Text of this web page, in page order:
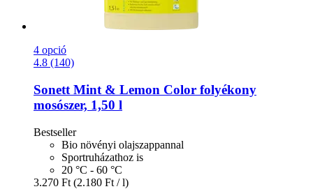
4 opció
4.8 (140)
Sonett Mint & Lemon Color folyékony
mosószer, 1,50 l
Bestseller
Bio növényi olajszappannal
Sportruházathoz is
20 °C - 60 °C
3.270 Ft (2.180 Ft / l)